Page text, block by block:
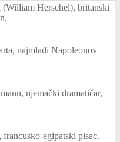
Herschel), britanski
najmlađi Napoleonov
njemački dramatičar,
egipatski pisac.